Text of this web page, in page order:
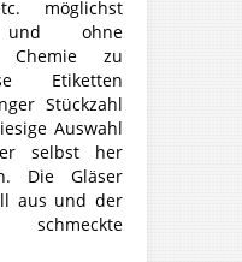
möglichst
und ohne
Chemie zu
Etiketten
Stückzahl
Auswahl
selbst her
Die Gläser
aus und der